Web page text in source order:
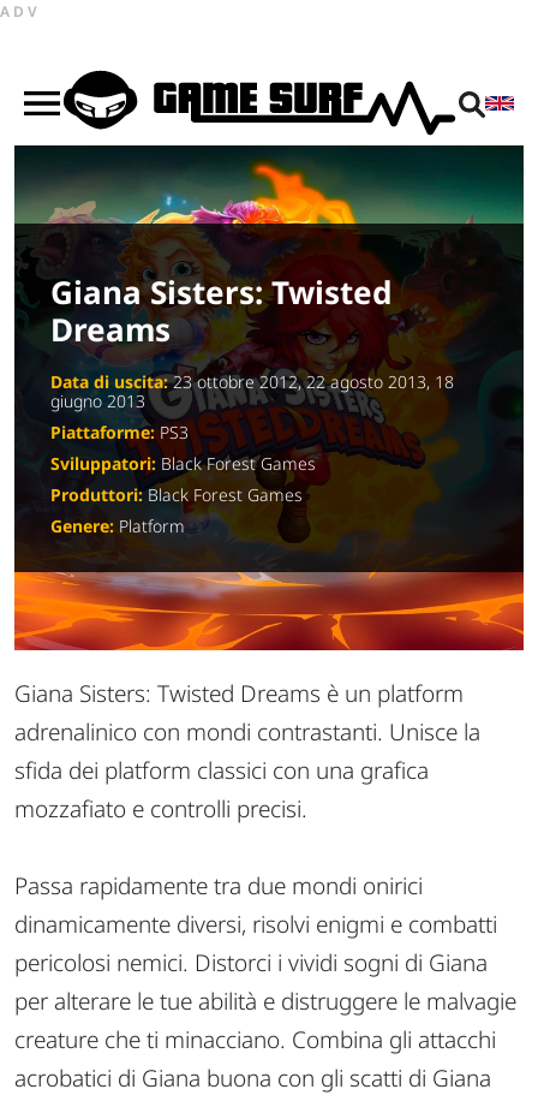
ADV
Giana Sisters: Twisted
Dreams
Data di uscita:23 ottobre 2012, 22 agosto 2013, 18
giugno 2013
Piattaforme:PS3
Sviluppatori: Black Forest Games
Produttori:Black Forest Games
Genere: Platform
Giana Sisters: Twisted Dreams è un platform
adrenalinico con mondi contrastanti. Unisce la
sfida dei platform classici con una grafica
mozzafiato e controlli precisi.
Passa rapidamente tra due mondi onirici
dinamicamente diversi, risolvi enigmi e combatti
pericolosi nemici. Distorci i vividi sogni di Giana
per alterare le tue abilità e distruggere le malvagie
creature che ti minacciano. Combina gli attacchi
acrobatici di Giana buona con gli scatti di Giana